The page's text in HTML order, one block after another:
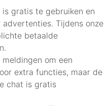
gratis te gebruiken en
Tijdens onze
betaalde
om een
extra functies, maar de
chat is gratis